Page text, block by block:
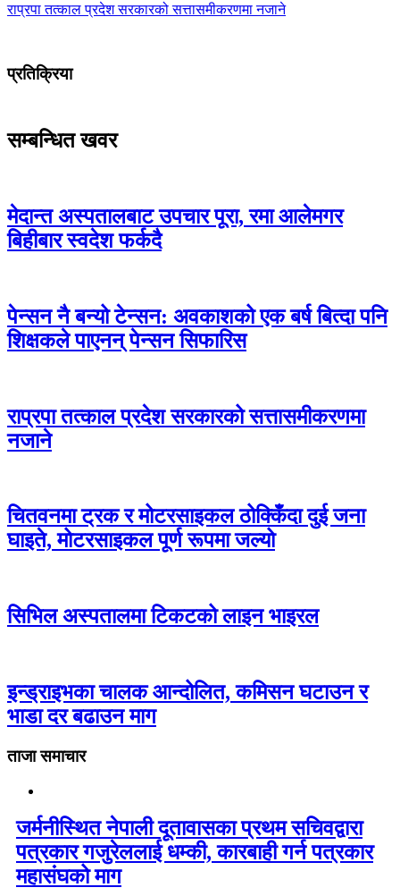
राप्रपा तत्काल प्रदेश सरकारको सत्तासमीकरणमा नजाने
प्रतिक्रिया
सम्बन्धित खवर
मेदान्त अस्पतालबाट उपचार पूरा, रमा आलेमगर
बिहीबार स्वदेश फर्कदै
पेन्सन नै बन्यो टेन्सन: अवकाशको एक बर्ष बित्दा पनि
शिक्षकले पाएनन् पेन्सन सिफारिस
राप्रपा तत्काल प्रदेश सरकारको सत्तासमीकरणमा
नजाने
चितवनमा ट्रक र मोटरसाइकल ठोक्किँदा दुई जना
घाइते, मोटरसाइकल पूर्ण रूपमा जल्यो
सिभिल अस्पतालमा टिकटको लाइन भाइरल
इन्ड्राइभका चालक आन्दोलित, कमिसन घटाउन र
भाडा दर बढाउन माग
ताजा समाचार
जर्मनीस्थित नेपाली दूतावासका प्रथम सचिवद्वारा
पत्रकार गजुरेललाई धम्की, कारबाही गर्न पत्रकार
महासंघको माग